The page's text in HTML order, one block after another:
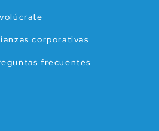
corporativas
frecuentes